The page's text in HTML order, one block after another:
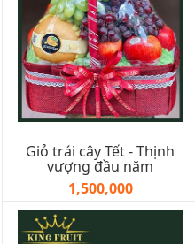
Giỏ trái cây Tết - Thịnh
vượng đầu năm
1,500,000